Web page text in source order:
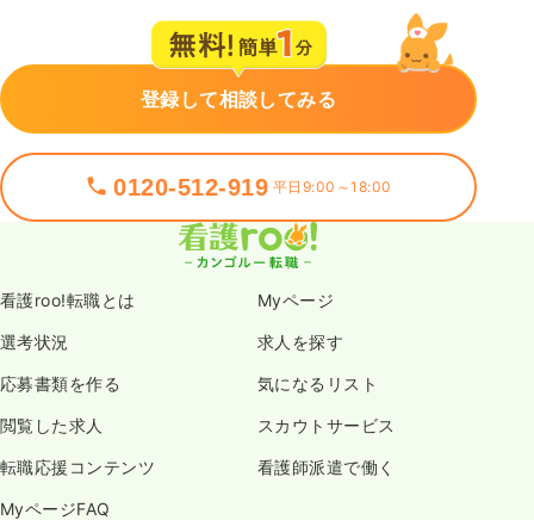
登録して相談してみる
0120-512-919 平日9:00～18:00
看護roo!転職とは Myページ
選考状況 求人を探す
応募書類を作る 気になるリスト
閲覧した求人 スカウトサービス
転職応援コンテンツ 看護師派遣で働く
MyページFAQ